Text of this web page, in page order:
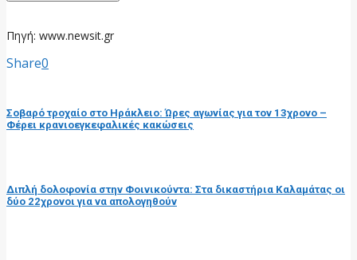
Πηγή: www.newsit.gr
Share0
Σοβαρό τροχαίο στο Ηράκλειο: Ώρες αγωνίας για τον 13χρονο –
Φέρει κρανιοεγκεφαλικές κακώσεις
Διπλή δολοφονία στην Φοινικούντα: Στα δικαστήρια Καλαμάτας οι
δύο 22χρονοι για να απολογηθούν